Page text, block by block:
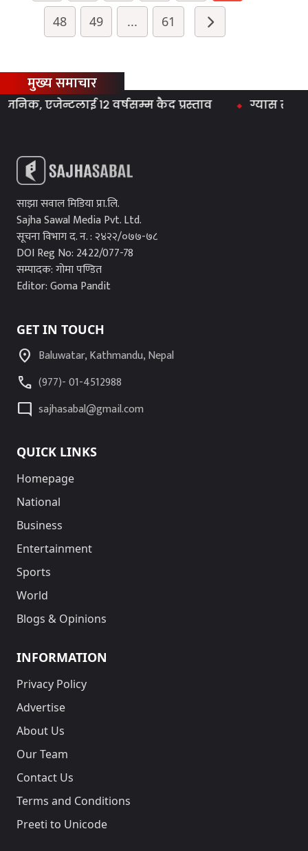
48 49 ... 61
मुख्य समाचार
१२ वर्षसम्म कैद प्रस्ताव ग्यास समस्या तत्काल
साझा सवाल मिडिया प्रा.लि.
Sajha Sawal Media Pvt. Ltd.
सूचना विभाग द. न. : २४२२/०७७-७८
DOI Reg No: 2422/077-78
सम्पादक: गोमा पण्डित
Editor: Goma Pandit
GET IN TOUCH
location_on Baluwatar, Kathmandu, Nepal
call (977)- 01-4512988
mode_comment sajhasabal@gmail.com
QUICK LINKS
Homepage
National
Business
Entertainment
Sports
World
Blogs & Opinions
INFORMATION
Privacy Policy
Advertise
About Us
Our Team
Contact Us
Terms and Conditions
Preeti to Unicode